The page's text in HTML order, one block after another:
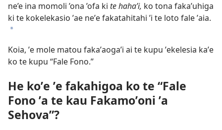
ne’e ina momoli ’ona ’ofa ki te haha’i, ko tona faka’uhiga
ki te kokelekasio ʼae neʼe fakatahitahi ʼi te loto fale ʼaia.
a
Koia, ʼe mole matou fakaʼaogaʼi ai te kupu ʼekelesia kaʼe
ko te kupu “Fale Fono.”
He koʼe ʼe fakahigoa ko te “Fale
Fono ʼa te kau Fakamoʼoni ʼa
Sehova”?